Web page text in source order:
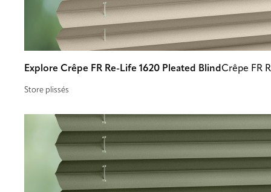
Explore Crêpe FR Re-Life 1620 Pleated Blind Crêpe FR
Store plissés